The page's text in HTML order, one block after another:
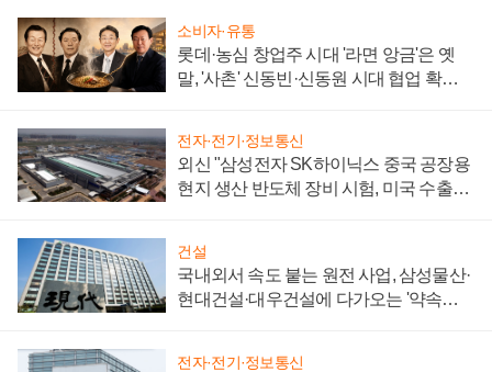
소비자·유통
롯데·농심 창업주 시대 '라면 앙금'은 옛
말, '사촌' 신동빈·신동원 시대 협업 확대
전자·전기·정보통신
외신 "삼성전자 SK하이닉스 중국 공장용
현지 생산 반도체 장비 시험, 미국 수출통
건설
국내외서 속도 붙는 원전 사업, 삼성물산·
현대건설·대우건설에 다가오는 '약속의
전자·전기·정보통신